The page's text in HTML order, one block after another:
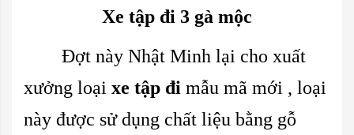
Xe tập đi 3 gà mộc
Đợt này Nhật Minh lại cho xuất
xưởng loại xe tập đi mẫu mã mới , loại
này được sử dụng chất liệu bằng gỗ